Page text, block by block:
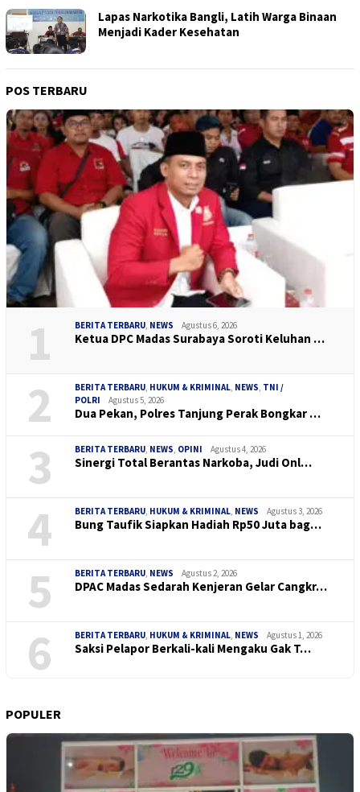
Lapas Narkotika Bangli, Latih Warga Binaan
Menjadi Kader Kesehatan
POS TERBARU
1 BERITA TERBARU, NEWS Agustus 6, 2026
Ketua DPC Madas Surabaya Soroti Keluhan …
2 BERITA TERBARU, HUKUM & KRIMINAL, NEWS, TNI /
POLRI
Agustus 5, 2026
Dua Pekan, Polres Tanjung Perak Bongkar …
3 BERITA TERBARU, NEWS, OPINI Agustus 4, 2026
Sinergi Total Berantas Narkoba, Judi Onl…
4 BERITA TERBARU, HUKUM & KRIMINAL, NEWS Agustus 3, 2026
Bung Taufik Siapkan Hadiah Rp50 Juta bag…
5 BERITA TERBARU, NEWS Agustus 2, 2026
DPAC Madas Sedarah Kenjeran Gelar Cangkr…
6 BERITA TERBARU, HUKUM & KRIMINAL, NEWS Agustus 1, 2026
Saksi Pelapor Berkali-kali Mengaku Gak T…
POPULER